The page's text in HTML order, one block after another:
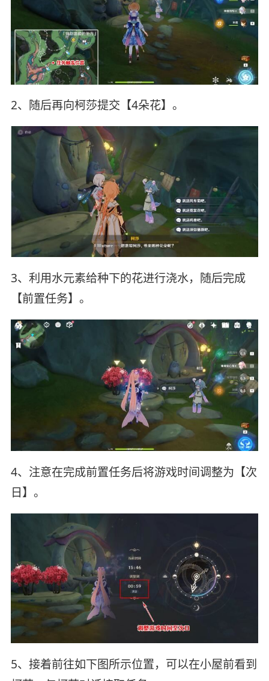
2、随后再向柯莎提交【4朵花】。
3、利用水元素给种下的花进行浇水，随后完成
【前置任务】。
4、注意在完成前置任务后将游戏时间调整为【次
日】。
5、接着前往如下图所示位置，可以在小屋前看到